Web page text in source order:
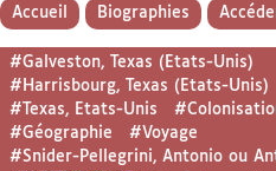
Accueil Biographies
#Galveston, Texas (Etats-Unis)
#Harrisbourg, Texas (Etats-Unis)
#Texas, Etats-Unis
#Géographie
#Voyage
#Snider-Pellegrini, Antonio ou